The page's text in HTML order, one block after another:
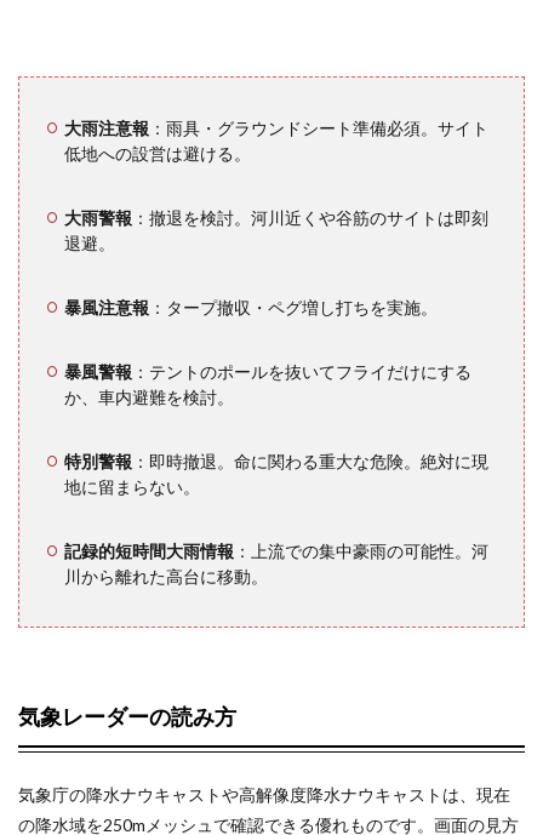
にな
はな
ぜで
す
7.2
「曇
り」
でキ
ャン
プし
大丈
夫で
す
7.3
料と
プリ
精度
があ
りま
大雨注意報 ：雨具・グラウンドシート準備必須。サイト
低地への設営は避ける。
大雨警報 ：撤退を検討。河川近くや谷筋のサイトは即刻
退避。
暴風注意報 ：タープ撤収・ペグ増し打ちを実施。
暴風警報 ：テントのポールを抜いてフライだけにする
か、車内避難を検討。
特別警報 ：即時撤退。命に関わる重大な危険。絶対に現
地に留まらない。
記録的短時間大雨情報 ：上流での集中豪雨の可能性。河
川から離れた高台に移動。
気象レーダーの読み方
気象庁の降水ナウキャストや高解像度降水ナウキャストは、現在
の降水域を250mメッシュで確認できる優れものです。画面の見方